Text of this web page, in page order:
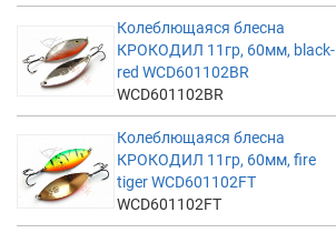
Колеблющаяся блесна
КРОКОДИЛ 11гр, 60мм, black-
red WCD601102BR
WCD601102BR
Колеблющаяся блесна
КРОКОДИЛ 11гр, 60мм, fire
tiger WCD601102FT
WCD601102FT